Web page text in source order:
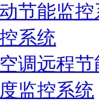
节能监控
系统
调远程
监控系统